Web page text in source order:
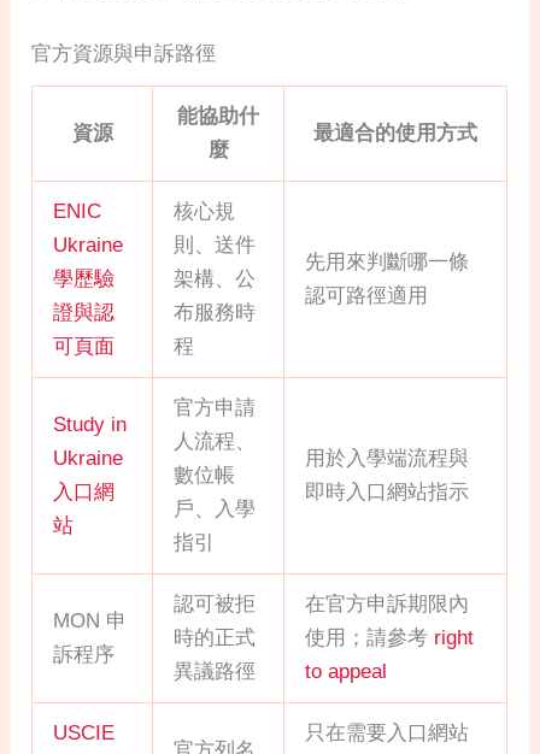
官方資源與申訴路徑
資源
能協助什
麼
最適合的使用方式
ENIC
Ukraine
學歷驗
證與認
可頁面
核心規
則、送件
架構、公
布服務時
程
先用來判斷哪一條
認可路徑適用
Study in
Ukraine
入口網
站
官方申請
人流程、
數位帳
戶、入學
指引
用於入學端流程與
即時入口網站指示
MON 申
訴程序
認可被拒
時的正式
異議路徑
在官方申訴期限內
使用；請參考 right
to appeal
USCIE
只在需要入口網站